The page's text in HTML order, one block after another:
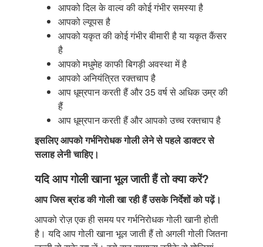
आपको दिल के वाल्व की कोई गंभीर समस्या है
आपको ल्यूपस है
आपको यकृत की कोई गंभीर बीमारी है या यकृत कैंसर
है
आपको मधुमेह काफी बिगड़ी अवस्था में है
आपको अनियंत्रित रक्तचाप है
आप धूम्रपान करती हैं और 35 वर्ष से अधिक उम्र की
हैं
आप धूम्रपान करती हैं और आपको उच्च रक्तचाप है
इसलिए आपको गर्भनिरोधक गोली लेने से पहले डाक्टर से
सलाह लेनी चाहिए।
यदि आप गोली खाना भूल जाती हैं तो क्या करें?
आप जिस ब्रांड की गोली खा रही हैं उसके निर्देशोंको पढ़ें।
आपको रोज़ एक ही समय पर गर्भनिरोधक गोली खानी होती
है। यदि आप गोली खाना भूल जाती हैं तो अगली गोली जितना